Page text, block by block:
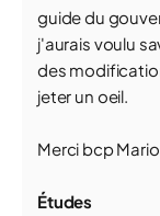
guide du
j'aurais voulu
des
jeter un oeil.
Merci bcp
Études